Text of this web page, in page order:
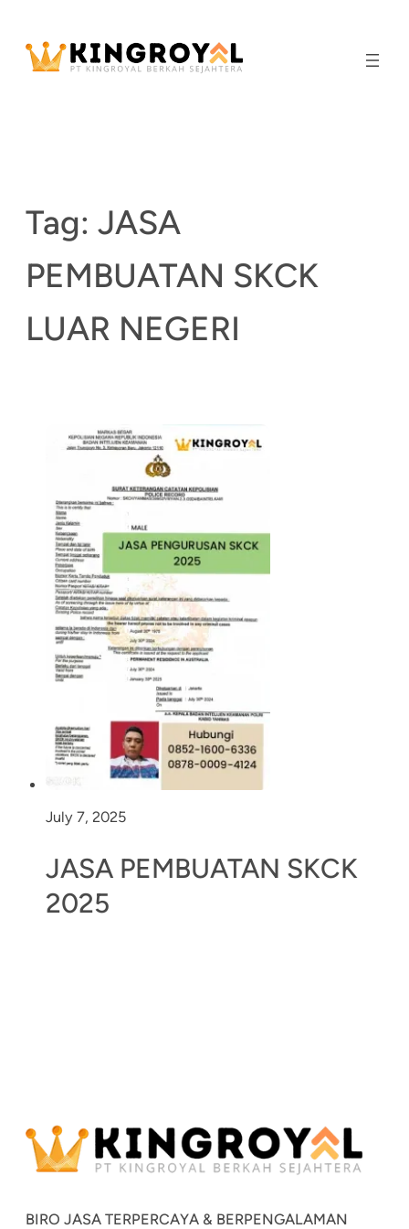
content
Tag: JASA
PEMBUATAN SKCK
LUAR NEGERI
July 7, 2025
JASA PEMBUATAN SKCK
2025
BIRO JASA TERPERCAYA & BERPENGALAMAN